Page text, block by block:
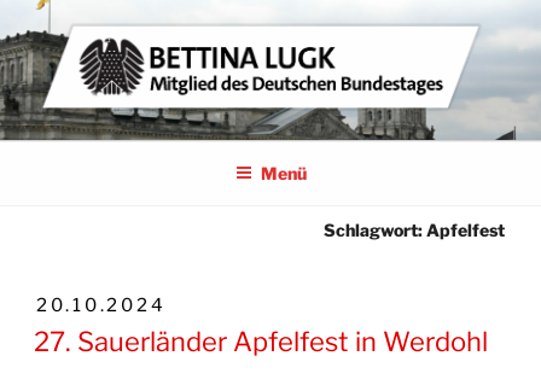
Zum
Inhalt
springen
BETTINA LUGK
MITGLIED DES DEUTSCHEN BUNDESTAGES
Menü
Schlagwort:Apfelfest
VERÖFFENTLICHT
AM
20.10.2024
27. Sauerländer Apfelfest in Werdohl